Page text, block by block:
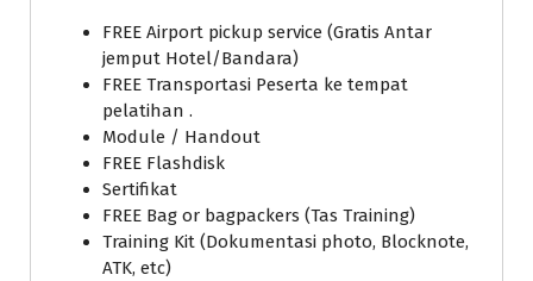
FREE Airport pickup service (Gratis Antar
jemput Hotel/Bandara)
FREE Transportasi Peserta ke tempat
pelatihan .
Module / Handout
FREE Flashdisk
Sertifikat
FREE Bag or bagpackers (Tas Training)
Training Kit (Dokumentasi photo, Blocknote,
ATK, etc)